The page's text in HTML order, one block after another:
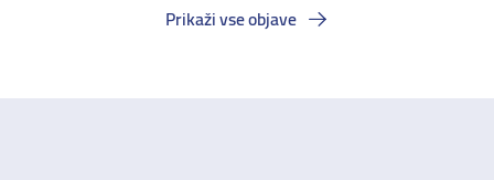
Prikaži vse objave